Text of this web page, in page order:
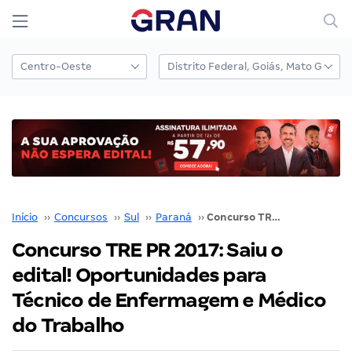
Início ›› Concursos ›› Sul ›› Paraná ›› Concurso TRE PR 2017: Saiu o edital! Oportunidades para Técnico de Enfermagem e Médico do Trabalho
Concurso TRE PR 2017: Saiu o
edital! Oportunidades para
Técnico de Enfermagem e Médico
do Trabalho